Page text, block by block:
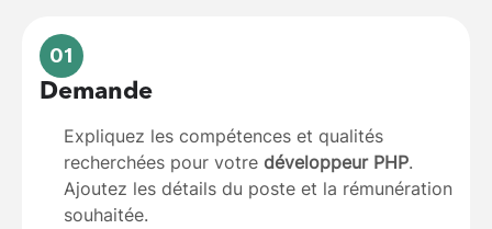
01
Demande
Expliquez les compétences et qualités
recherchées pour votre développeur PHP.
Ajoutez les détails du poste et la rémunération
souhaitée.